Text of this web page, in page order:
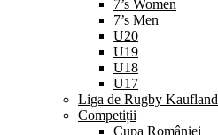
7’s Women
7’s Men
U20
U19
U18
U17
Liga de Rugby Kaufland
Competiții
Cupa României